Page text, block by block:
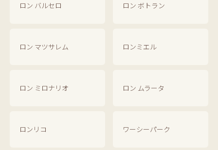
ロン バルセロ ロン ボトラン
ロン マツサレム ロンミエル
ロン ミロナリオ ロン ムラータ
ロンリコ ワーシーパーク